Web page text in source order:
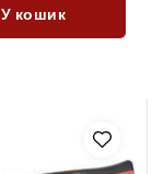
У кошик